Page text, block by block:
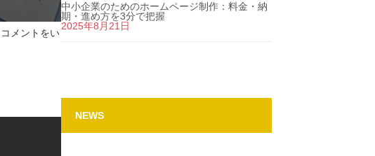
メントをい
中小企業のためのホームページ制作：料金・納
期・進め方を3分で把握
2025年8月21日
NEWS